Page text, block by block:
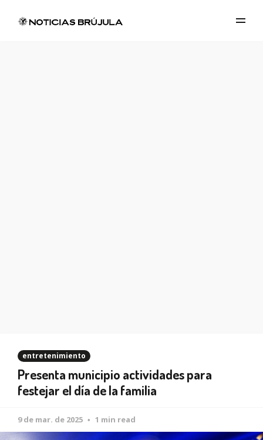
entretenimiento
Presenta municipio actividades para
festejar el día de la familia
9 de mar. de 2025 1 min read